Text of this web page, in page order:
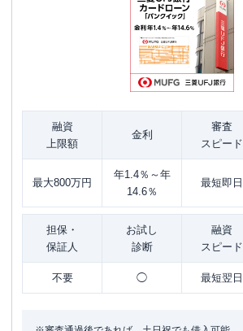
融資
上限額
金利
審査
スピード
最大800万円
年1.4％～年
14.6％
最短即日
担保・
保証人
お試し
診断
融資
スピード
不要 ◯ 最短翌日